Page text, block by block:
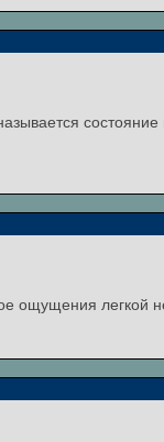
ощущения легкой